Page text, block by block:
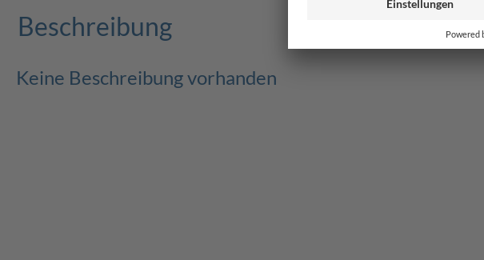
Beschreibung
Keine Beschreibung vorhanden